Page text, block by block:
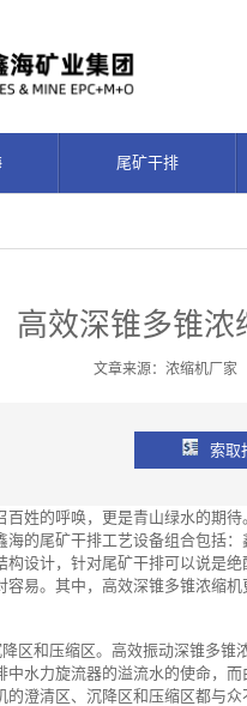
尾矿干排
高效深锥多锥浓
文章来源：浓缩机厂
索取
姓的呼唤，更是青山绿水的期
的尾矿干排工艺设备组合包括
设计，针对尾矿干排可以说是
易。其中，高效深锥多锥浓缩
区和压缩区。高效振动深锥多
水力旋流器的溢流水的使命，
澄清区、沉降区和压缩区都与